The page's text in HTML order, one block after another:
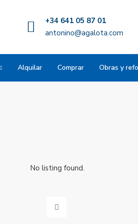
+34 641 05 87 01
antonino@agalota.com
Alquilar Comprar Obras y
No listing found.